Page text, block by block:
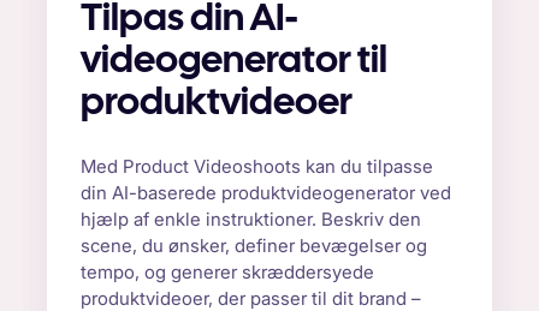
Tilpas din AI-
videogenerator til
produktvideoer
Med Product Videoshoots kan du tilpasse
din AI-baserede produktvideogenerator ved
hjælp af enkle instruktioner. Beskriv den
scene, du ønsker, definer bevægelser og
tempo, og generer skræddersyede
produktvideoer, der passer til dit brand –